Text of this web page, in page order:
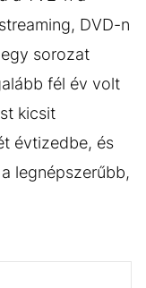
DVD-n
sorozat
fél év volt
kicsit
évtizedbe, és
legnépszerűbb,